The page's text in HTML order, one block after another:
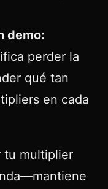
demo:
perder la
qué tan
en cada
multiplier